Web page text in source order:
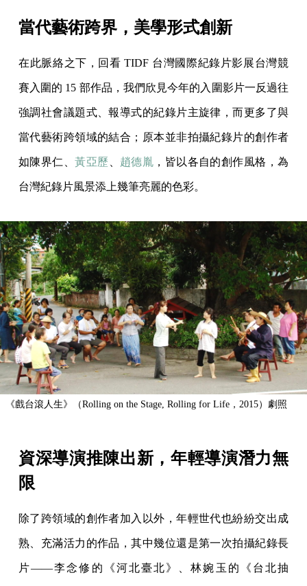
當代藝術跨界，美學形式創新
在此脈絡之下，回看 TIDF 台灣國際紀錄片影展台灣競
賽入圍的 15 部作品，我們欣見今年的入圍影片一反過往
強調社會議題式、報導式的紀錄片主旋律，而更多了與
當代藝術跨領域的結合；原本並非拍攝紀錄片的創作者
如陳界仁、黃亞歷 趙德胤 ，皆以各自的創作風格，為
台灣紀錄片風景添上幾筆亮麗的色彩。
《戲台滾人生》（Rolling on the Stage, Rolling for Life，2015）劇照
資深導演推陳出新，年輕導演潛力無
限
除了跨領域的創作者加入以外，年輕世代也紛紛交出成
熟、充滿活力的作品，其中幾位還是第一次拍攝紀錄長
片——李念修的《河北臺北》、林婉玉的《台北抽